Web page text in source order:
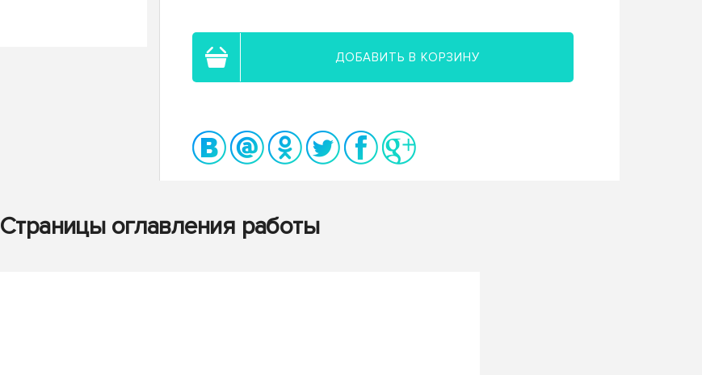
ДОБАВИТЬ В КОРЗИНУ
Страницы оглавления работы